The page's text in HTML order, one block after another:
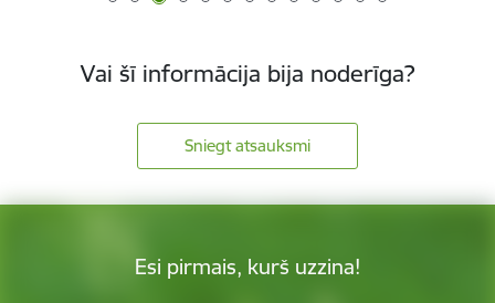
Vai šī informācija bija noderīga?
Sniegt atsauksmi
Esi pirmais, kurš uzzina!